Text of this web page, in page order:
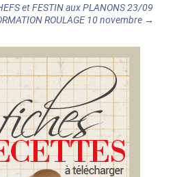
et FESTIN aux PLANONS 23/09
ROULAGE 10 novembre →